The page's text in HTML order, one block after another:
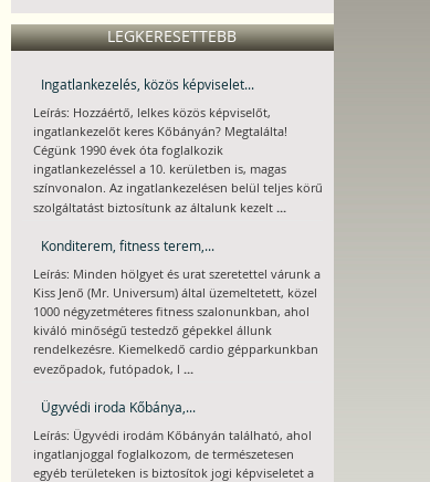
LEGKERESETTEBB
Ingatlankezelés, közös képviselet...
Leírás: Hozzáértő, lelkes közös képviselőt,
ingatlankezelőt keres Kőbányán? Megtalálta!
Cégünk 1990 évek óta foglalkozik
ingatlankezeléssel a 10. kerületben is, magas
színvonalon. Az ingatlankezelésen belül teljes körű
szolgáltatást biztosítunk az általunk kezelt ...
Konditerem, fitness terem,...
Leírás: Minden hölgyet és urat szeretettel várunk a
Kiss Jenő (Mr. Universum) által üzemeltetett, közel
1000 négyzetméteres fitness szalonunkban, ahol
kiváló minőségű testedző gépekkel állunk
rendelkezésre. Kiemelkedő cardio gépparkunkban
evezőpadok, futópadok, l ...
Ügyvédi iroda Kőbánya,...
Leírás: Ügyvédi irodám Kőbányán található, ahol
ingatlanjoggal foglalkozom, de természetesen
egyéb területeken is biztosítok jogi képviseletet a